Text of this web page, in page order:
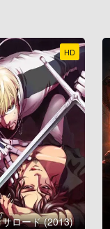
HD
ロード (2013)